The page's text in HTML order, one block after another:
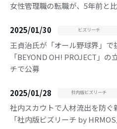
女性管理職の転職が、5年前と
2025/01/30 ビズリーチ
王貞治氏が「オール野球界」で
「BEYOND OH! PROJECT」
チで公募
2025/01/28 社内版ビズリーチ
社内スカウトで人材流出を防ぐ
「社内版ビズリーチ by